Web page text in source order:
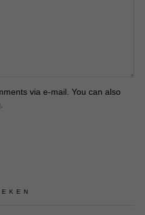
via e-mail. You can also